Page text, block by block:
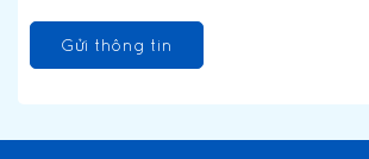
Gửi thông tin